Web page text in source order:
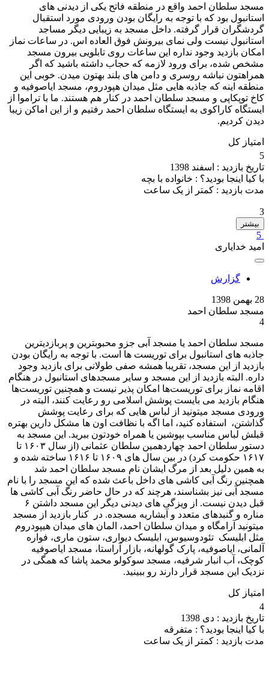
مسجد سلطان احمد واقع در منطقه فاتح یکی از دیدنی های
استانبول بود که با توجه به رایگان بودن ورودی مورد استقبال
گردشگران قرار گرفته. داخل مسجد به زیبایی دیگر مساجد
استانبول نیست ولی نمای بیرونش فوق العاده اس. در ساعات نماز
امکان بازدید وجود نداره این ساعات روی تابلویی بیرون مسجد
مشخص شده، برای ورود لازمه که حجاب داشته باشید که اگر
همراهتون نباشه روسری و دامن های بلند بهتون میدن. خوبی این
منطقه اینه که جاذبه هایی مثل میدان هپودروم، مسجد ایاصوفیه و
کاخ توپکاپی و مسجد سلطان احمد در کنار هم هستند. ما با تراموا از
ایستگاه کاراکوی به ایستگاه سلطان احمد رفتیم و از این اماکن زیبا
دیدن کردیم.
امتیاز کل
5
تاریخ بازدید : اسفند 1398
با کیا اینجا بودید؟ : خانواده با بچه
مدت بازدید : کمتر از یک ساعت
3
بیشتر
5
امید خدایاری
گزارش
28 بهمن 1398
مسجد سلطان احمد
4
مسجد سلطان احمد یا مسجد آبی جزو محبوبترین و پربازدیترین
جاذبه های استانبول برای توریست ها است. با توجه به رایگان بودن
بازدید از این مسجد، تقریبا همشه صفی طولانی برای بازدید وجود
داره. البته بازدید از این مسجد و سایر مسجدهای استانبول در هنگام
اقامه نماز برای توریست‌ها امکان پذیر نیست و همچنین توریست‌ها
هنگام بازدید می بایست پوشش اسلامی رو رعایت کنند، البته در
ورودی مسجد میتونید از لباس هایی که برای رعایت پوشش
گذاشتن، استفاده کنید، اما اگه با نظافت اون ها مشکل دارین بهتره
قبلش لباس مناسب بپوشین یا همراه خودتون ببرید. این مسجد به
دستور سلطان احمد چهاردهمین سلطان عثمانی (از سال ۱۶۰۳ تا
۱۶۱۷ حکومت کرد) در بین سال های ۱۶۰۹ تا ۱۶۱۶ ساخته شده و
به همین دلیل بعد از مرگ ایشان نام مسجد سلطان احمد شد
همچنین رنگ آبی کاشی های داخل باعث شده که این مسجد را با نام
مسجد آبی نیز بشناسند، هرچند که در حال حاضر رنگ آبی کاشی ها
قبل دیدن نیست. از ویزگی های دیدنی دیگر این مسجد داشتن ۶
مناره و گنبدهای متعدد و آبشاریه مسجده. در کنار بازدید از مسجد
میتونید آرامگاه و میدان سلطان احمد، المان های میدان هیپودروم
مثل ابلیسک تئودوسیوس، ابلیسک دیواری، ستون ماری، فواره
آلمانی، ایاصوفیه، پارک گولهانه، بازار آراستا، مسجد ایاصوفیه
کوچک، آب انبار شرفیه، مسجد سوکولو محمد پاشا که همگی در
نزدیک این مسجد قرار دارند رو ببینید.
امتیاز کل
4
تاریخ بازدید : دی 1398
با کیا اینجا بودید؟ : متفرقه
مدت بازدید : کمتر از یک ساعت